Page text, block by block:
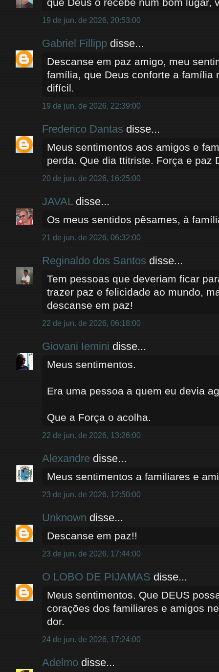
19 de jun. de 2026, 20:53:00
Gabriel Fillipp disse...
Descanse em paz amigo, meu
família, que Deus conforte a família
difícil.
19 de jun. de 2026, 22:39:00
Frederico Dantas disse...
Meus sentimentos aos amigos e
perda. Que dia ttitriste. Força e paz
20 de jun. de 2026, 16:25:00
JAVALdisse...
Os meus sentidos pêsames, à
21 de jun. de 2026, 06:32:00
Reginaldo dos Santos disse...
Tem pessoas que deveriam ficar
trazer paz e felicidade ao mundo,
descanse em paz!
22 de jun. de 2026, 06:18:00
Giovani Iemini disse...
Meus sentimentos.
Era uma pessoa a quem eu devia
Que a Força o acolha.
22 de jun. de 2026, 13:26:00
Alexandre disse...
Meus sentimentos a familiares e
23 de jun. de 2026, 12:50:00
Unknown disse...
Descanse em paz!!
23 de jun. de 2026, 17:44:00
O LOBO DE PIJAMAS disse...
Meus sentimentos. Que DEUS
corações dos familiares e amigos
dor.
24 de jun. de 2026, 17:24:00
Adelmo disse...